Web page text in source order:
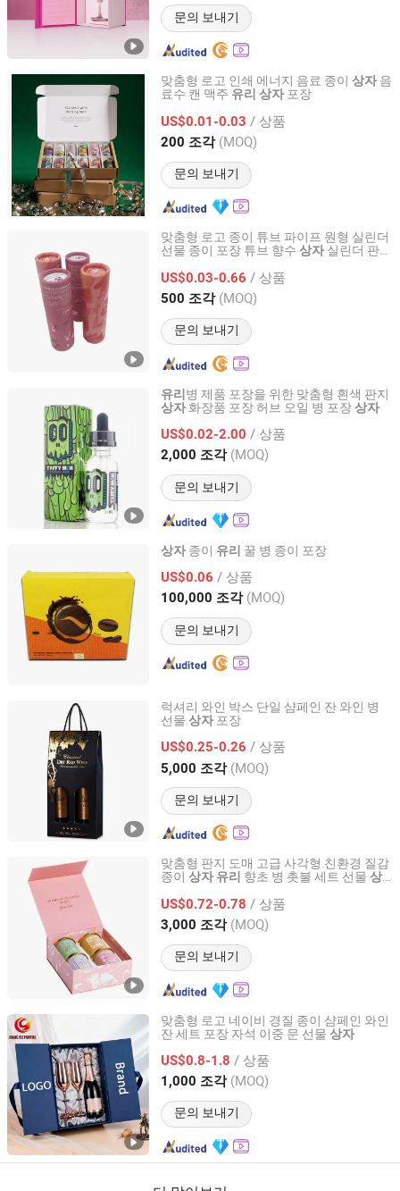
문의 보내기
맞춤형 로고 인쇄 에너지 음료 종이 상자 음
료수 캔 맥주 유리 상자 포장
US$0.01-0.03 / 상품
200 조각 (MOQ)
문의 보내기
Xiamen Yixin Printing Co., Ltd.
Fujian, China 이후 2026
맞춤형 로고 종이 튜브 파이프 원형 실린더
선물 종이 포장 튜브 향수 상자 실린더 판지
US$0.03-0.66 / 상품
500 조각 (MOQ)
문의 보내기
Huizhou True Color Packaging Co., Ltd.
Guangdong, China 이후 2021
유리 병 제품 포장을 위한 맞춤형 흰색 판지
상자 화장품 포장 허브 오일 병 포장상자
US$0.02-2.00 / 상품
2,000 조각 (MOQ)
문의 보내기
Qingdao RAJ Packaging Products Co., Ltd.
Shandong, China 이후 2020
상자 종이 유리 꿀 병 종이 포장
US$0.06 / 상품
100,000 조각 (MOQ)
문의 보내기
Snus Import&Export Trading Co., Ltd.
Guangdong, China 이후 2024
럭셔리 와인 박스 단일 샴페인 잔 와인 병
선물 상자 포장
US$0.25-0.26 / 상품
5,000 조각 (MOQ)
문의 보내기
HUNAN XIEYING PACKAGING CO., LTD.
Hunan, China 이후 2018
맞춤형 판지 도매 고급 사각형 친환경 질감
종이 상자 유리 향초 병 촛불 세트 선물 상
US$0.72-0.78 / 상품
3,000 조각 (MOQ)
문의 보내기
Qingdao Vista Packaging Co., Ltd.
Shandong, China 이후 2019
맞춤형 로고 네이비 경질 종이 샴페인 와인
잔 세트 포장 자석 이중 문 선물 상자
US$0.8-1.8 / 상품
1,000 조각 (MOQ)
문의 보내기
Zhongshan Chang Yue Printing Co., Ltd.
Guangdong, China 이후 2026